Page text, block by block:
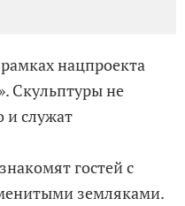
нацпроекта
Скульптуры не
и служат
гостей с
земляками.